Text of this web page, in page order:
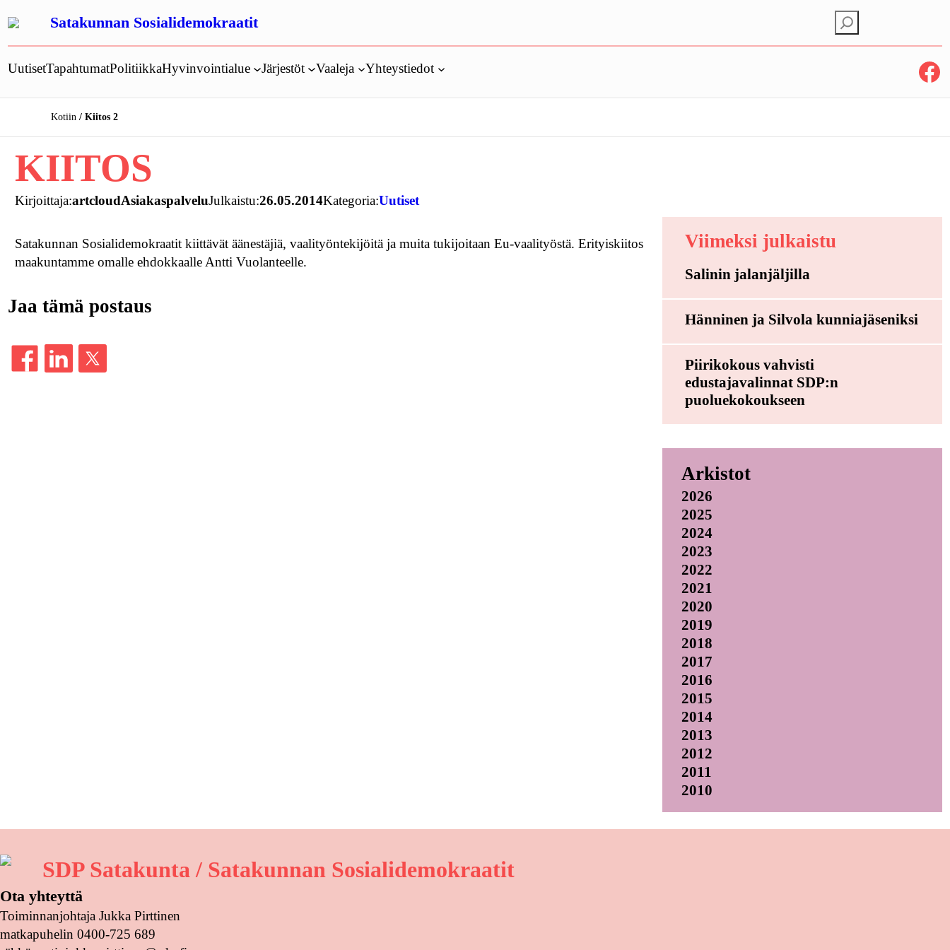
sisältöön
Satakunnan Sosialidemokraatit
E
t
UutisetTapahtumatPolitiikkaHyvinvointialue Järjestöt Vaaleja Yhteystiedot Facebook
Kotiin Kiitos 2
KIITOS
Kirjoittaja:artcloudAsiakaspalveluJulkaistu:26.05.2014Kategoria:Uutiset
Satakunnan Sosialidemokraatit kiittävät äänestäjiä, vaalityöntekijöitä ja muita tukijoitaan Eu-vaalityöstä. Erityiskiitos
maakuntamme omalle ehdokkaalle Antti Vuolanteelle.
Jaa tämä postaus
Viimeksi julkaistu
Salinin jalanjäljilla
Hänninen ja Silvola kunniajäseniksi
Piirikokous vahvisti
edustajavalinnat SDP:n
puoluekokoukseen
Arkistot
2026
2025
2024
2023
2022
2021
2020
2019
2018
2017
2016
2015
2014
2013
2012
2011
2010
SDP Satakunta / Satakunnan Sosialidemokraatit
Ota yhteyttä
Toiminnanjohtaja Jukka Pirttinen
matkapuhelin 0400-725 689